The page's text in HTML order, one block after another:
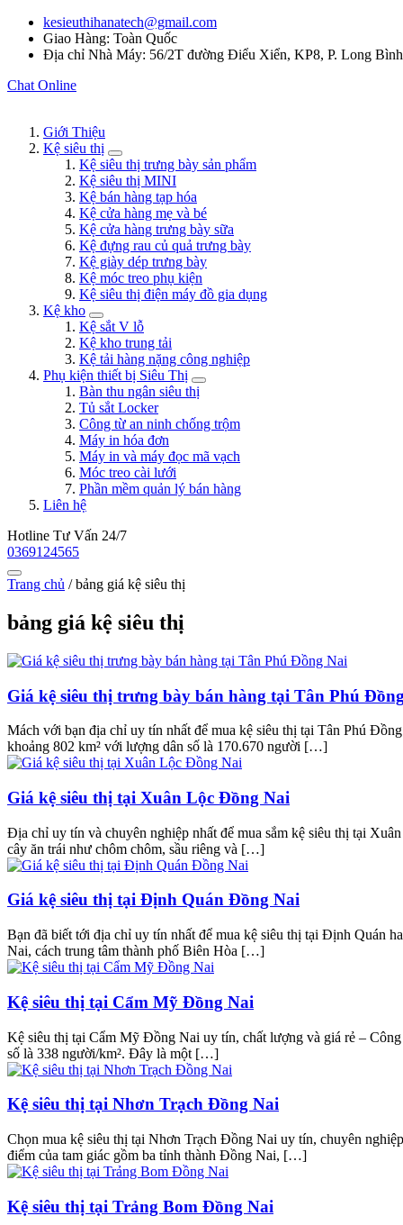
kesieuthihanatech@gmail.com
Giao Hàng: Toàn Quốc
Địa chỉ Nhà Máy: 56/2T đường Điểu Xiển, KP8, P. Long
Chat Online
Giới Thiệu
Kệ siêu thị
Kệ siêu thị trưng bày sản phẩm
Kệ siêu thị MINI
Kệ bán hàng tạp hóa
Kệ cửa hàng mẹ và bé
Kệ cửa hàng trưng bày sữa
Kệ đựng rau củ quả trưng bày
Kệ giày dép trưng bày
Kệ móc treo phụ kiện
Kệ siêu thị điện máy đồ gia dụng
Kệ kho
Kệ sắt V lỗ
Kệ kho trung tải
Kệ tải hàng nặng công nghiệp
Phụ kiện thiết bị Siêu Thị
Bàn thu ngân siêu thị
Tủ sắt Locker
Công từ an ninh chống trộm
Máy in hóa đơn
Máy in và máy đọc mã vạch
Móc treo cài lưới
Phần mềm quản lý bán hàng
Liên hệ
Hotline Tư Vấn 24/7
0369124565
Trang chủ /bảng giá kệ siêu thị
bảng giá kệ siêu thị
Giá kệ siêu thị trưng bày bán hàng tại Tân Phú
Mách với bạn địa chỉ uy tín nhất để mua kệ siêu thị tại Tân Phú
khoảng 802 km² với lượng dân số là 170.670 người […]
Giá kệ siêu thị tại Xuân Lộc Đồng Nai
Địa chỉ uy tín và chuyên nghiệp nhất để mua sắm kệ siêu thị tại
cây ăn trái như chôm chôm, sầu riêng và […]
Giá kệ siêu thị tại Định Quán Đồng Nai
Bạn đã biết tới địa chỉ uy tín nhất để mua kệ siêu thị tại Định Quán
Nai, cách trung tâm thành phố Biên Hòa […]
Kệ siêu thị tại Cẩm Mỹ Đồng Nai
Kệ siêu thị tại Cẩm Mỹ Đồng Nai uy tín, chất lượng và giá rẻ –
số là 338 người/km². Đây là một […]
Kệ siêu thị tại Nhơn Trạch Đồng Nai
Chọn mua kệ siêu thị tại Nhơn Trạch Đồng Nai uy tín, chuyên
điểm của tam giác gồm ba tỉnh thành Đồng Nai, […]
Kệ siêu thị tại Trảng Bom Đồng Nai